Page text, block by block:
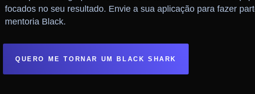
focados no seu resultado. Envie a sua aplicação para fazer
mentoria Black.
QUERO ME TORNAR UM BLACK SHARK